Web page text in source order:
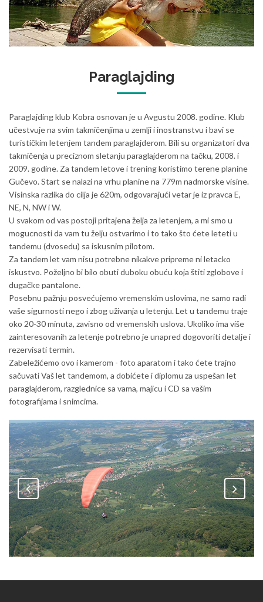
Paraglajding
Paraglajding klub Kobra osnovan je u Avgustu 2008. godine. Klub
učestvuje na svim takmičenjima u zemlji i inostranstvu i bavi se
turističkim letenjem tandem paraglajderom. Bili su organizatori dva
takmičenja u preciznom sletanju paraglajderom na tačku, 2008. i
2009. godine. Za tandem letove i trening koristimo terene planine
Gučevo. Start se nalazi na vrhu planine na 779m nadmorske visine.
Visinska razlika do cilja je 620m, odgovarajući vetar je iz pravca E,
NE, N, NW i W.
U svakom od vas postoji pritajena želja za letenjem, a mi smo u
mogucnosti da vam tu želju ostvarimo i to tako što ćete leteti u
tandemu (dvosedu) sa iskusnim pilotom.
Za tandem let vam nisu potrebne nikakve pripreme ni letacko
iskustvo. Poželjno bi bilo obuti duboku obuću koja štiti zglobove i
dugačke pantalone.
Posebnu pažnju posvećujemo vremenskim uslovima, ne samo radi
vaše sigurnosti nego i zbog uživanja u letenju. Let u tandemu traje
oko 20-30 minuta, zavisno od vremenskih uslova. Ukoliko ima više
zainteresovanih za letenje potrebno je unapred dogovoriti detalje i
rezervisati termin.
Zabeležićemo ovo i kamerom - foto aparatom i tako ćete trajno
sačuvati Vaš let tandemom, a dobićete i diplomu za uspešan let
paraglajderom, razglednice sa vama, majicu i CD sa vašim
fotografijama i snimcima.